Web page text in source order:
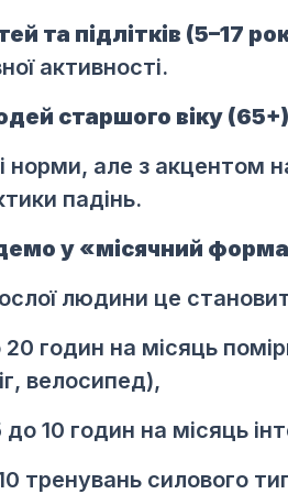
та підлітків (5–17
активності.
старшого віку
норми, але з акцентом
падінь.
у «місячний
людини це
20 годин на місяць
велосипед),
до 10 годин на місяць
тренувань силового